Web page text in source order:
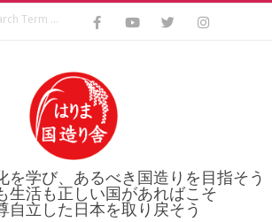
を学び、あるべき国造りを目指そう
生活も正しい国があればこそ
自立した日本を取り戻そう